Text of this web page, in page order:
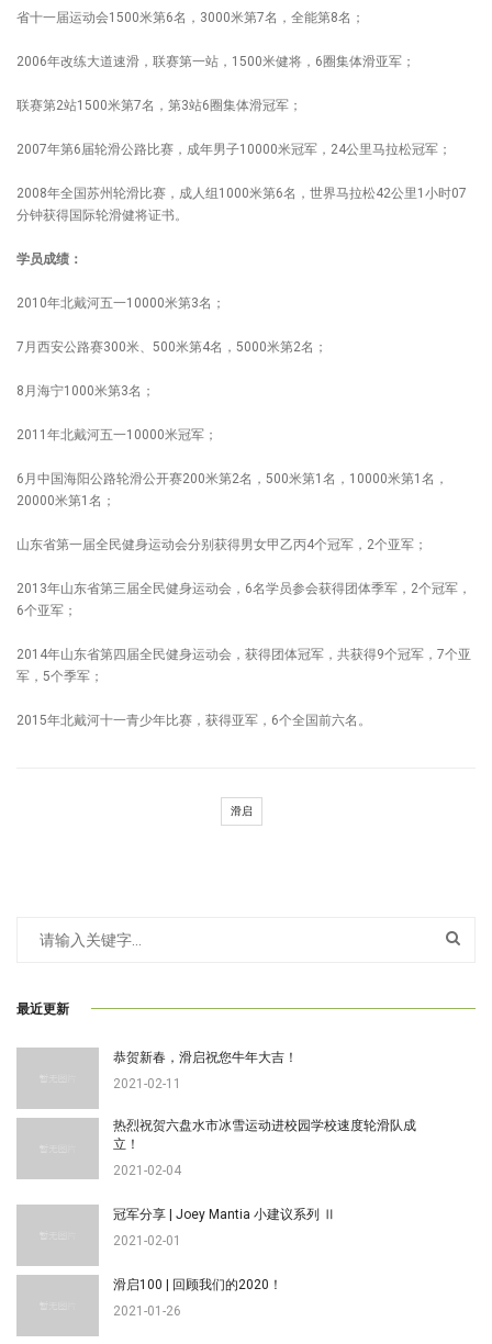
省十一届运动会1500米第6名，3000米第7名，全能第8名；
2006年改练大道速滑，联赛第一站，1500米健将，6圈集体滑亚军；
联赛第2站1500米第7名，第3站6圈集体滑冠军；
2007年第6届轮滑公路比赛，成年男子10000米冠军，24公里马拉松冠军；
2008年全国苏州轮滑比赛，成人组1000米第6名，世界马拉松42公里1小时07
分钟获得国际轮滑健将证书。
学员成绩：
2010年北戴河五一10000米第3名；
7月西安公路赛300米、500米第4名，5000米第2名；
8月海宁1000米第3名；
2011年北戴河五一10000米冠军；
6月中国海阳公路轮滑公开赛200米第2名，500米第1名，10000米第1名，
20000米第1名；
山东省第一届全民健身运动会分别获得男女甲乙丙4个冠军，2个亚军；
2013年山东省第三届全民健身运动会，6名学员参会获得团体季军，2个冠军，
6个亚军；
2014年山东省第四届全民健身运动会，获得团体冠军，共获得9个冠军，7个亚
军，5个季军；
2015年北戴河十一青少年比赛，获得亚军，6个全国前六名。
滑启
最近更新
恭贺新春，滑启祝您牛年大吉！
2021-02-11
热烈祝贺六盘水市冰雪运动进校园学校速度轮滑队成
立！
2021-02-04
冠军分享 | Joey Mantia 小建议系列 Ⅱ
2021-02-01
滑启100 | 回顾我们的2020！
2021-01-26